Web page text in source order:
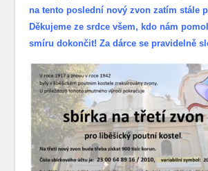
na tento poslední nový zvon zatím stále
Děkujeme ze srdce všem, kdo nám
smíru dokončit! Za dárce se pravidelně